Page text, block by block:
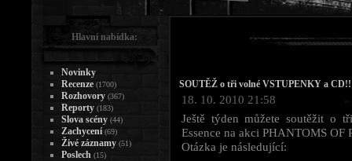
SOUTĚŽ o tři volné VSTUPENKY a CD!!
18. 10. 2010 21:58
Ještě týden můžete soutěžit o
Essence na akci PHANTOMS OF
Otázka je následující:
Hlavní nabídka:
Novinky
Recenze (1700)
Rozhovory (367)
Reporty (183)
Slova scény (44)
Zachycení (69)
Živé záznamy (51)
Poslech (15)